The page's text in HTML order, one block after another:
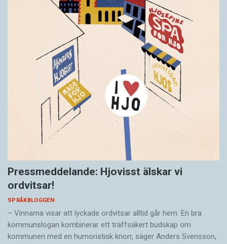
Pressmeddelande: Hjovisst älskar vi
ordvitsar!
SPRÅKBLOGGEN
– Vinnarna visar att lyckade ordvitsar alltid går hem. En bra
kommunslogan kombinerar ett träffsäkert budskap om
kommunen med en humoristisk knorr, säger Anders Svensson,